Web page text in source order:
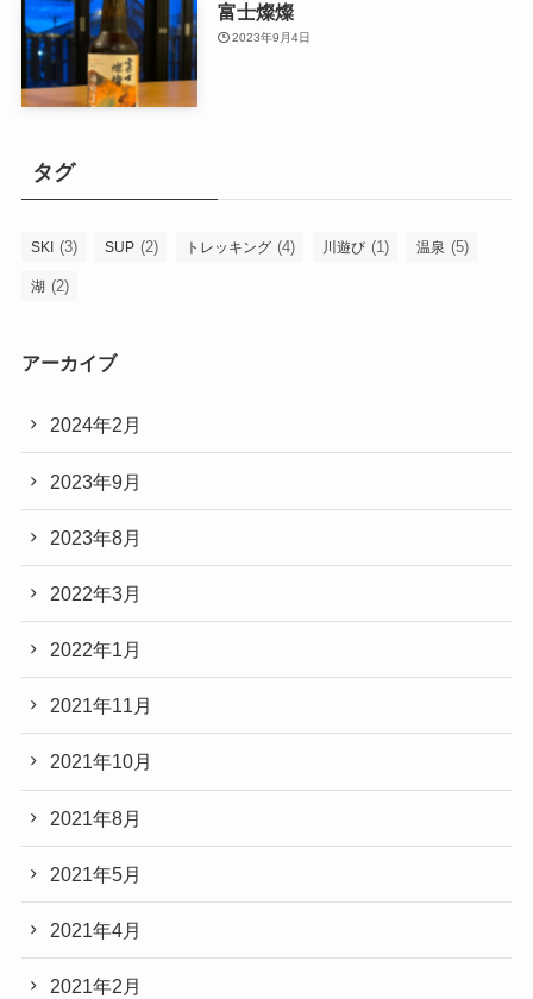
富士燦燦
2023年9月4日
タグ
SKI (3) SUP (2) トレッキング (4) 川遊び (1) 温泉 (5)
湖 (2)
アーカイブ
2024年2月
2023年9月
2023年8月
2022年3月
2022年1月
2021年11月
2021年10月
2021年8月
2021年5月
2021年4月
2021年2月